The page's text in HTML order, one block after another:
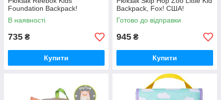
Foundation Backpack!
В наявності
735 ₴
Купити
Backpack, Fox! США!
Готово до відправки
945 ₴
Купити